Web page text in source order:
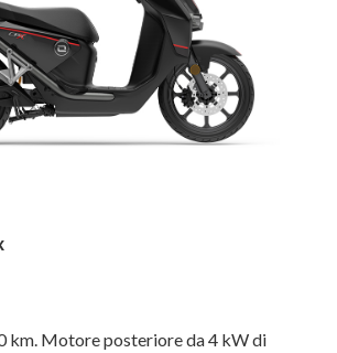
km. Motore posteriore da 4 kW di